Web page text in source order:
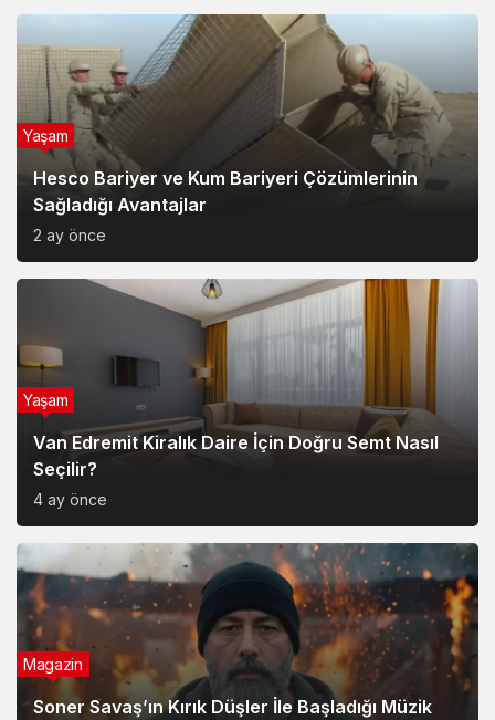
Hesco Bariyer ve Kum Bariyeri Çözümlerinin
Sağladığı Avantajlar
2 ay önce
Yaşam
Van Edremit Kiralık Daire İçin Doğru Semt Nasıl
Seçilir?
4 ay önce
Yaşam
Soner Savaş’ın Kırık Düşler İle Başladığı Müzik
Magazin